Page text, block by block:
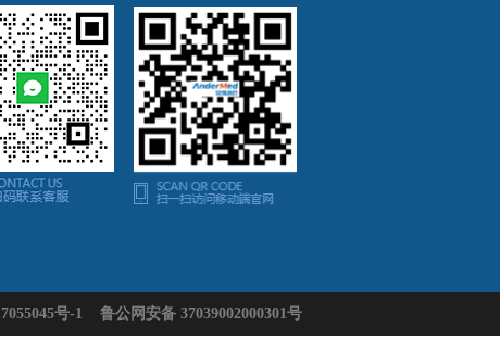
号-1 鲁公网安备 37039002000301号